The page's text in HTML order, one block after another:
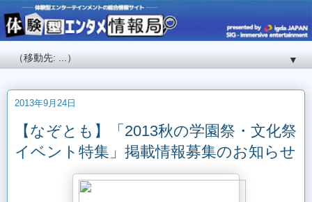
▼
2013年9月24日
【なぞとも】「2013秋の学園祭・文化祭
イベント特集」掲載情報募集のお知らせ